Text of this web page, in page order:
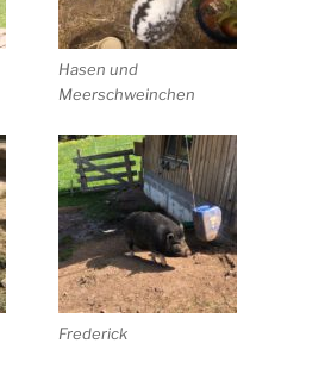
Hasen und
Meerschweinchen
Frederick